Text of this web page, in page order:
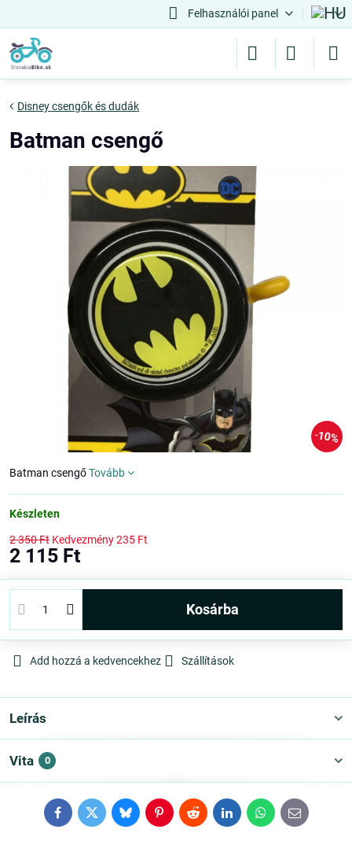
Felhasználói panel
10%
Disney csengők és dudák
Batman csengő
Batman csengőTovább
Készleten
2 350 Ft Kedvezmény235 Ft
2 115 Ft
kosárba
Add hozzá a kedvencekhez Szállítások
Leírás
Vita 0
FacebookTwitterBlueskyPinterestRedditLinkedInWhatsApp
E-
mail